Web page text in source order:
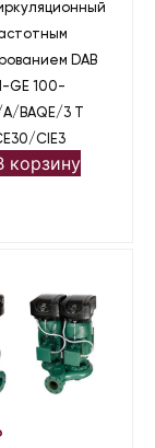
DAB
GE 100-
BAQE/3 T
CIE3
корзину